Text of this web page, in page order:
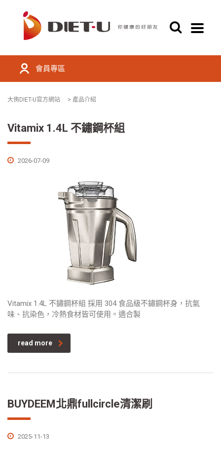
會員專區
大侑DIET-U官方網站 > 產品介紹
Vitamix 1.4L 不鏽鋼杯組
2026-07-09
Vitamix 1.4L 不鏽鋼杯組 採用 304 食品級不鏽鋼杯身，抗氣
味、抗染色，冷熱食材皆可使用。適合製
read more
BUYDEEM北鼎fullcircle清潔刷
2025-11-13